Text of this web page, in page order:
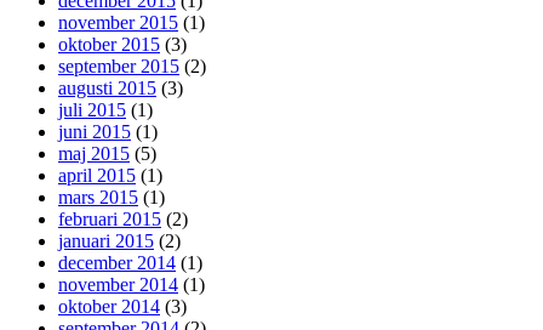
november 2015 (1)
oktober 2015 (3)
september 2015 (2)
augusti 2015 (3)
juli 2015 (1)
juni 2015 (1)
maj 2015 (5)
april 2015 (1)
mars 2015 (1)
februari 2015 (2)
januari 2015 (2)
december 2014 (1)
november 2014 (1)
oktober 2014 (3)